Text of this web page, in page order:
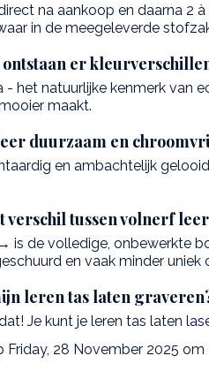
na aankoop en daarna 2
in de meegeleverde
er
- het natuurlijke kenmerk van
maakt.
duurzaam en
en ambachtelijk
verschil tussen volnerf
is de volledige, onbewerkte
en vaak minder uniek
leren tas laten
Je kunt je leren tas laten
Friday, 28 November 2025 om